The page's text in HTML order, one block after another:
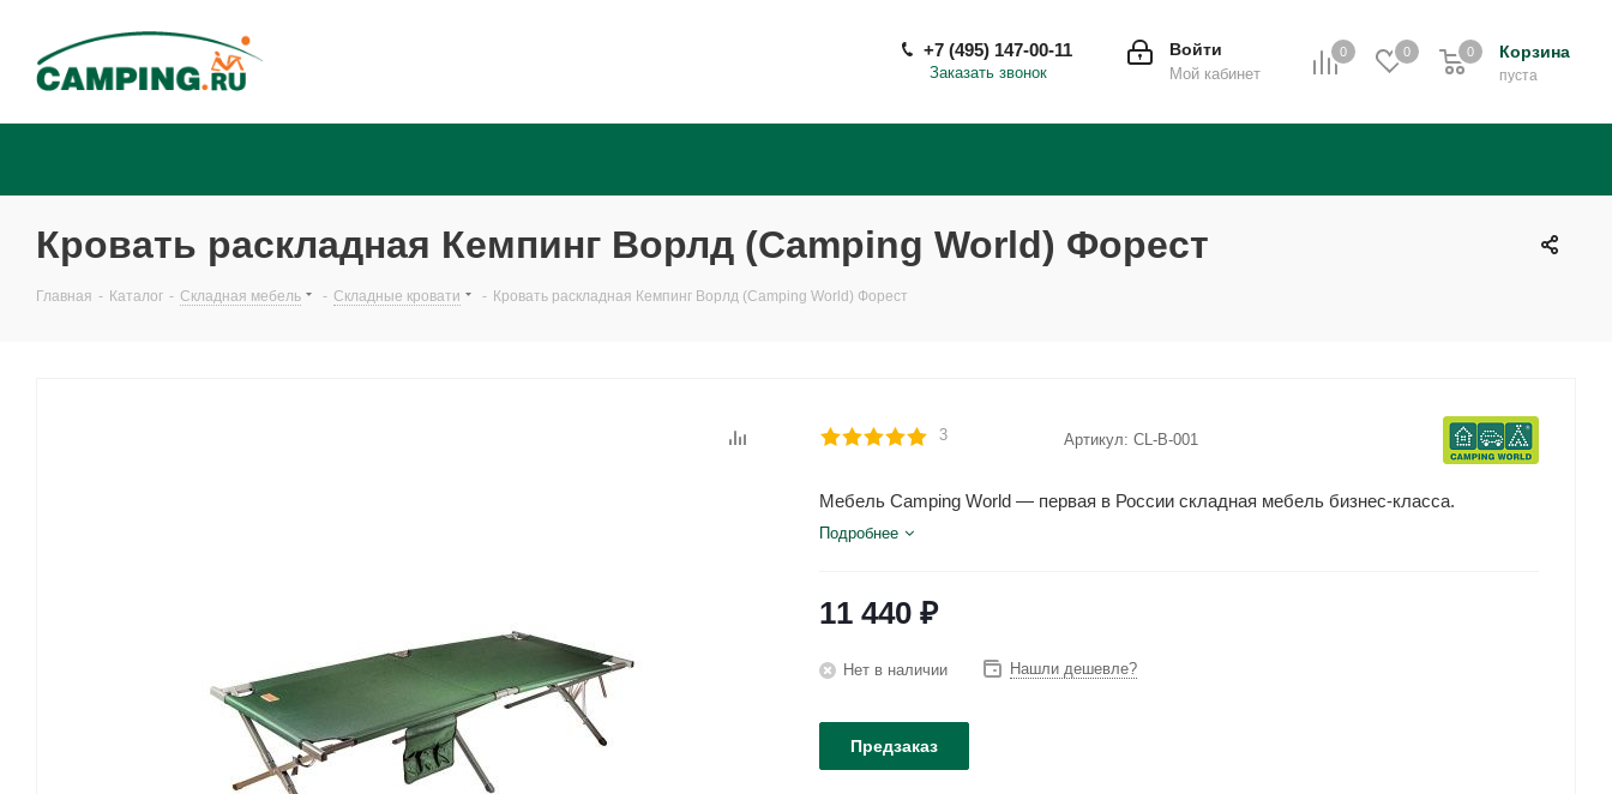
0 0 Корзина
0
пуста
0
Войти
Мой кабинет
+7 (495) 147-00-11
Заказать звонок
Кровать раскладная Кемпинг Ворлд (Camping World) Форест
Главная - Каталог - Складная мебель - Складные кровати - Кровать раскладная Кемпинг Ворлд (Camping World) Форест
3 Артикул: CL-B-001
Мебель Camping World — первая в России складная мебель бизнес-класса.
Подробнее
11 440 ₽
Нет в наличии Нашли дешевле?
Предзаказ